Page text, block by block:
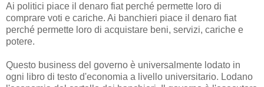
Ai politici piace il denaro fiat perché permette loro di
comprare voti e cariche. Ai banchieri piace il denaro fiat
perché permette loro di acquistare beni, servizi, cariche e
potere.
Questo business del governo è universalmente lodato in
ogni libro di testo d'economia a livello universitario. Lodano